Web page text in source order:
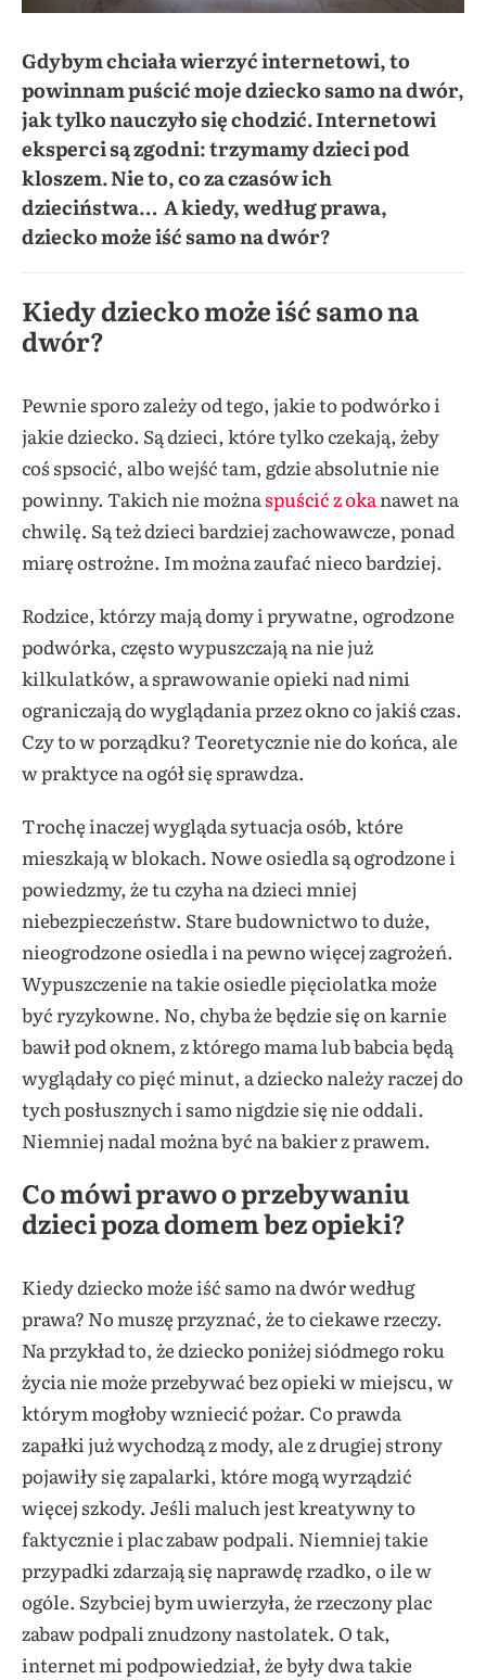
Gdybym chciała wierzyć internetowi, to
powinnam puścić moje dziecko samo na dwór,
jak tylko nauczyło się chodzić. Internetowi
eksperci są zgodni: trzymamy dzieci pod
kloszem. Nie to, co za czasów ich
dzieciństwa… A kiedy, według prawa,
dziecko może iść samo na dwór?
Kiedy dziecko może iść samo na
dwór?
Pewnie sporo zależy od tego, jakie to podwórko i
jakie dziecko. Są dzieci, które tylko czekają, żeby
coś spsocić, albo wejść tam, gdzie absolutnie nie
powinny. Takich nie możnaspuścić z okanawet na
chwilę. Są też dzieci bardziej zachowawcze, ponad
miarę ostrożne. Im można zaufać nieco bardziej.
Rodzice, którzy mają domy i prywatne, ogrodzone
podwórka, często wypuszczają na nie już
kilkulatków, a sprawowanie opieki nad nimi
ograniczają do wyglądania przez okno co jakiś czas.
Czy to w porządku? Teoretycznie nie do końca, ale
w praktyce na ogół się sprawdza.
Trochę inaczej wygląda sytuacja osób, które
mieszkają w blokach. Nowe osiedla są ogrodzone i
powiedzmy, że tu czyha na dzieci mniej
niebezpieczeństw. Stare budownictwo to duże,
nieogrodzone osiedla i na pewno więcej zagrożeń.
Wypuszczenie na takie osiedle pięciolatka może
być ryzykowne. No, chyba że będzie się on karnie
bawił pod oknem, z którego mama lub babcia będą
wyglądały co pięć minut, a dziecko należy raczej do
tych posłusznych i samo nigdzie się nie oddali.
Niemniej nadal można być na bakier z prawem.
Co mówi prawo o przebywaniu
dzieci poza domem bez opieki?
Kiedy dziecko może iść samo na dwór według
prawa? No muszę przyznać, że to ciekawe rzeczy.
Na przykład to, że dziecko poniżej siódmego roku
życia nie może przebywać bez opieki w miejscu, w
którym mogłoby wzniecić pożar. Co prawda
zapałki już wychodzą z mody, ale z drugiej strony
pojawiły się zapalarki, które mogą wyrządzić
więcej szkody. Jeśli maluch jest kreatywny to
faktycznie i plac zabaw podpali. Niemniej takie
przypadki zdarzają się naprawdę rzadko, o ile w
ogóle. Szybciej bym uwierzyła, że rzeczony plac
zabaw podpali znudzony nastolatek. O tak,
internet mi podpowiedział, że były dwa takie